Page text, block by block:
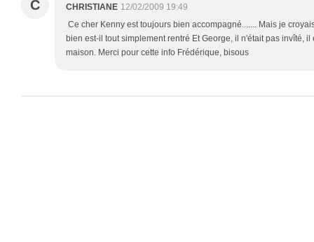
C CHRISTIANE 12/02/2009 19:49
Ce cher Kenny est toujours bien accompagné....... Mais je
bien est-il tout simplement rentré Et George, il n'était pas invîté, il
maison. Merci pour cette info Frédérique, bisous